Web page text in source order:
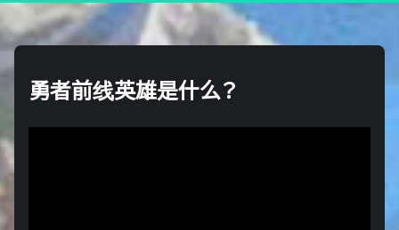
勇者前线英雄是什么？